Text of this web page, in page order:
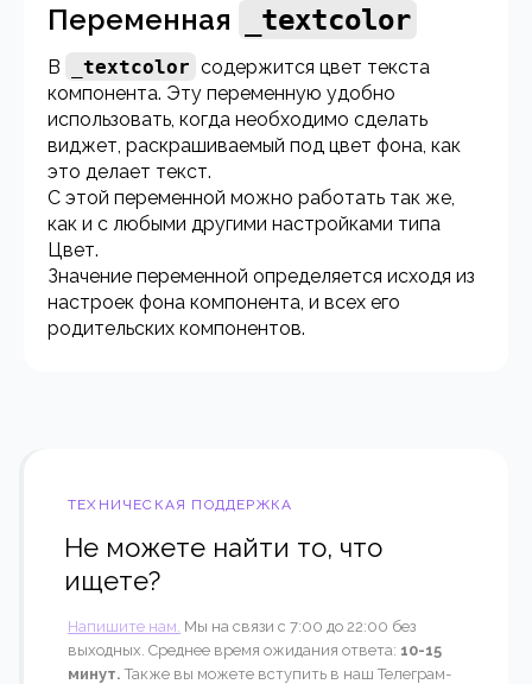
Переменная _textcolor
В _textcolor содержится цвет текста
компонента. Эту переменную удобно
использовать, когда необходимо сделать
виджет, раскрашиваемый под цвет фона, как
это делает текст.
С этой переменной можно работать так же,
как и с любыми другими настройками типа
Цвет.
Значение переменной определяется исходя из
настроек фона компонента, и всех его
родительских компонентов.
ТЕХНИЧЕСКАЯ ПОДДЕРЖКА
Не можете найти то, что
ищете?
Напишите нам. Мы на связи с 7:00 до 22:00 без
выходных. Среднее время ожидания ответа: 10-15
минут. Также вы можете вступить в наш Телеграм-